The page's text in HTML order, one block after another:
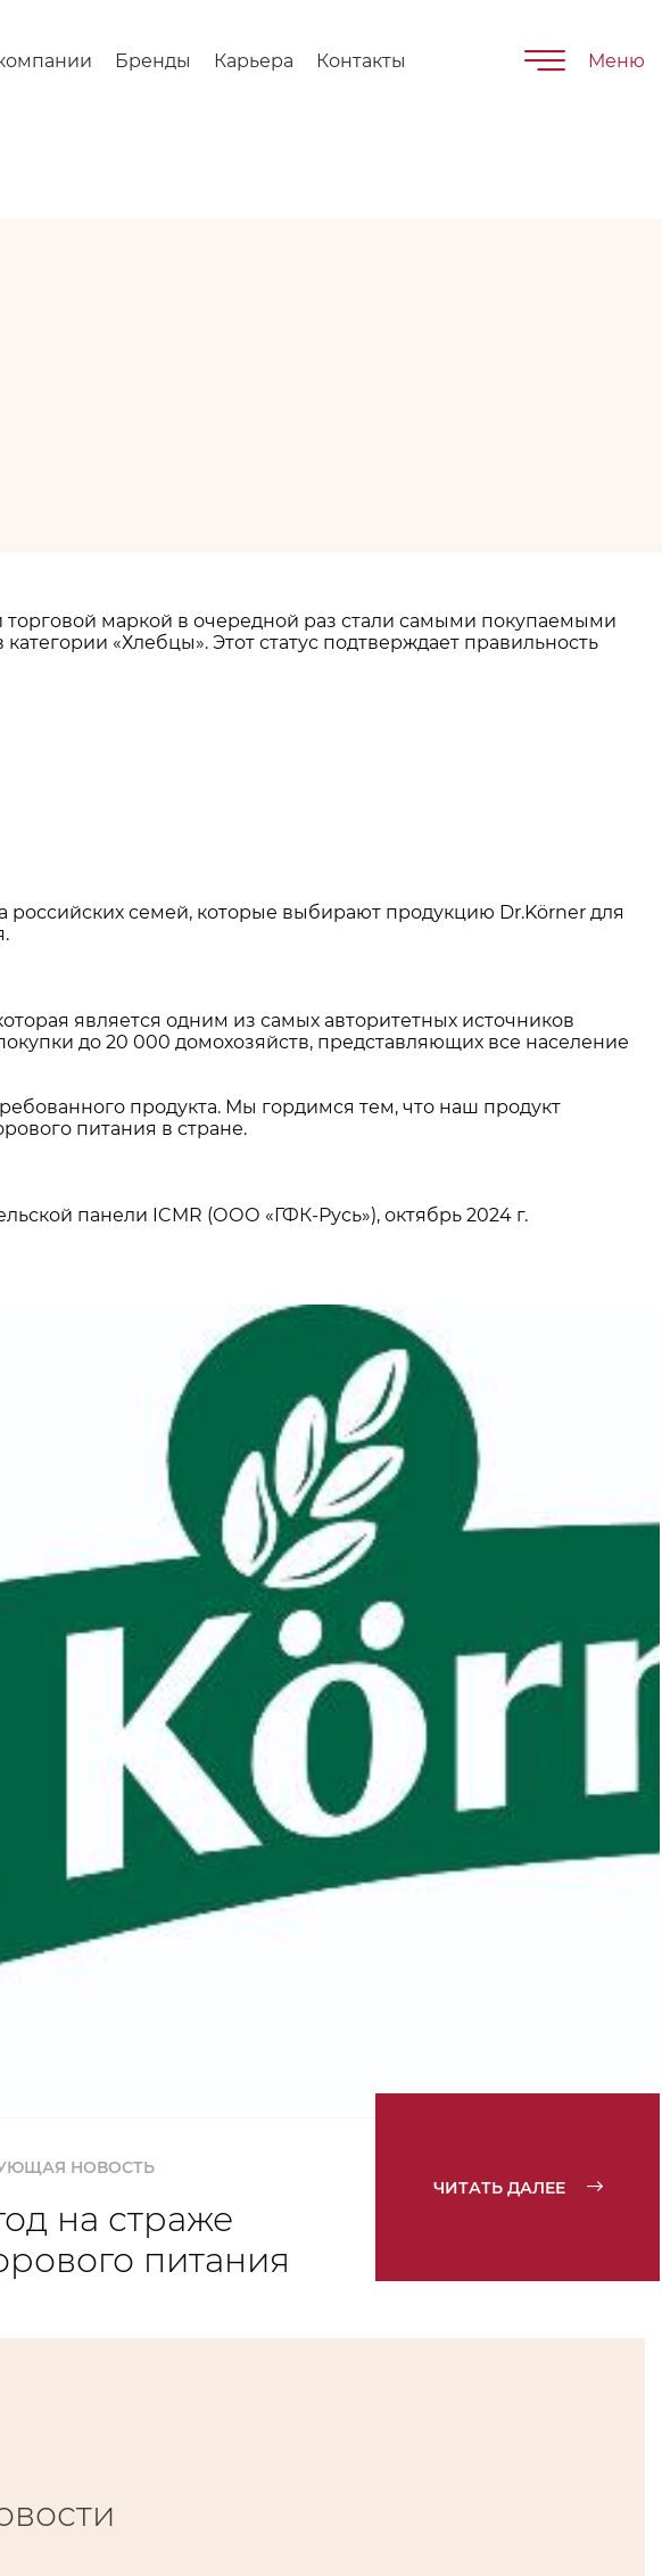
Бренды Карьера Контакты Меню
маркой в очередной раз стали самыми покупаемыми
«Хлебцы». Этот статус подтверждает правильность
семей, которые выбирают продукцию Dr.Körner для
является одним из самых авторитетных источников
до 20 000 домохозяйств, представляющих все население
продукта. Мы гордимся тем, что наш продукт
питания в стране.
панели ICMR (ООО «ГФК-Русь»), октябрь 2024 г.
НОВОСТЬ
на страже
питания
ЧИТАТЬ ДАЛЕЕ